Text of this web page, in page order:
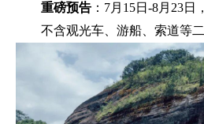
重磅预告 ：7月15日-8月23日
不含观光车、游船、索道等二